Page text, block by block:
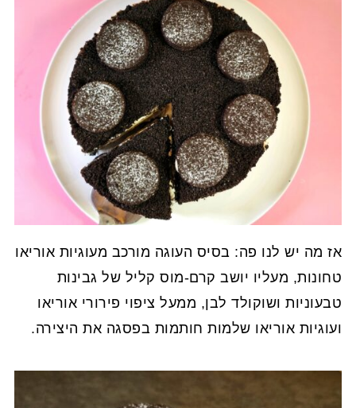
אז מה יש לנו פה: בסיס העוגה מורכב מעוגיות אוריאו
טחונות, מעליו יושב קרם-מוס קליל של גבינות
טבעוניות ושוקולד לבן, ממעל ציפוי פירורי אוריאו
ועוגיות אוריאו שלמות חותמות בפסגה את היצירה.